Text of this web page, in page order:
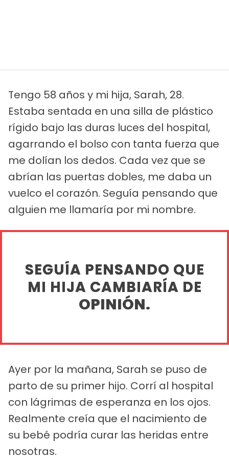
Tengo 58 años y mi hija, Sarah, 28.
Estaba sentada en una silla de plástico
rígido bajo las duras luces del hospital,
agarrando el bolso con tanta fuerza que
me dolían los dedos. Cada vez que se
abrían las puertas dobles, me daba un
vuelco el corazón. Seguía pensando que
alguien me llamaría por mi nombre.
SEGUÍA PENSANDO QUE
MI HIJA CAMBIARÍA DE
OPINIÓN.
Ayer por la mañana, Sarah se puso de
parto de su primer hijo. Corrí al hospital
con lágrimas de esperanza en los ojos.
Realmente creía que el nacimiento de
su bebé podría curar las heridas entre
nosotras.